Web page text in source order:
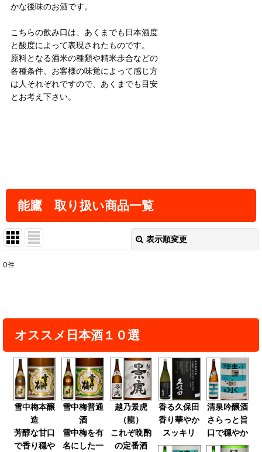
かな後味のお酒です。
こちらの飲み口は、あくまでも日本酒度
と酸度によって表現されたものです。
原料となる酒米の種類や精米歩合などの
各種条件、お客様の味覚によって感じ方
は人それぞれですので、あくまでも目安
とお考え下さい。
能鷹 取り扱い商品一覧
表示順変更
絞り込む
0件
オススメ日本酒１０選
雪中梅本醸
造
芳醇な甘口
で香り穏や
雪中梅普通
酒
雪中梅を有
名にした一
越乃景虎
（龍）
これぞ晩酌
の定番酒
香る久保田
香り華やか
スッキリ
清泉吟醸酒
さらっと旨
口で穏やか